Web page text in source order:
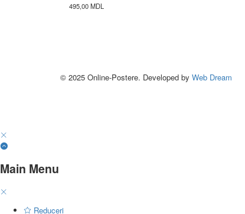
495,00MDL
© 2025 Online-Postere. Developed by Web Dream
Main Menu
Reduceri